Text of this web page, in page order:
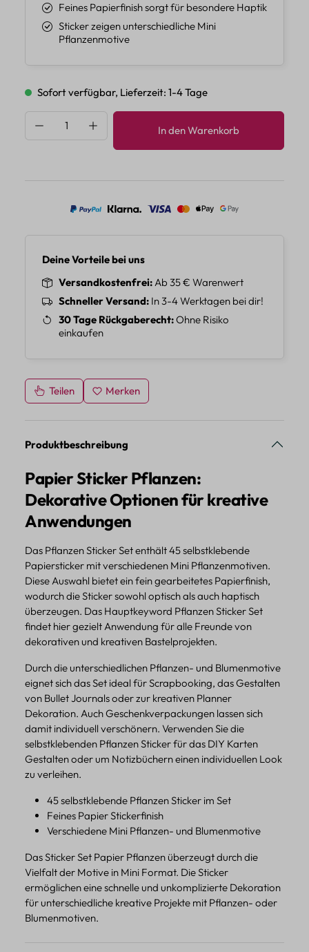
Feines Papierfinish sorgt für besondere Haptik
Sticker zeigen unterschiedliche Mini
Pflanzenmotive
Sofort verfügbar, Lieferzeit: 1-4 Tage
Produkt Anzahl: Gib den gewünschten
In den Warenkorb
Deine Vorteile bei uns
Versandkostenfrei Ab 35 € Warenwert
Schneller Versand In 3-4 Werktagen bei dir!
30 Tage Rückgaberecht Ohne Risiko
einkaufen
Teilen Merken
Produktbeschreibung
Papier Sticker Pflanzen:
Dekorative Optionen für kreative
Anwendungen
Das Pflanzen Sticker Set enthält 45 selbstklebende
Papiersticker mit verschiedenen Mini Pflanzenmotiven.
Diese Auswahl bietet ein fein gearbeitetes Papierfinish,
wodurch die Sticker sowohl optisch als auch haptisch
überzeugen. Das Hauptkeyword Pflanzen Sticker Set
findet hier gezielt Anwendung für alle Freunde von
dekorativen und kreativen Bastelprojekten.
Durch die unterschiedlichen Pflanzen- und Blumenmotive
eignet sich das Set ideal für Scrapbooking, das Gestalten
von Bullet Journals oder zur kreativen Planner
Dekoration. Auch Geschenkverpackungen lassen sich
damit individuell verschönern. Verwenden Sie die
selbstklebenden Pflanzen Sticker für das DIY Karten
Gestalten oder um Notizbüchern einen individuellen Look
zu verleihen.
45 selbstklebende Pflanzen Sticker im Set
Feines Papier Stickerfinish
Verschiedene Mini Pflanzen- und Blumenmotive
Das Sticker Set Papier Pflanzen überzeugt durch die
Vielfalt der Motive in Mini Format. Die Sticker
ermöglichen eine schnelle und unkomplizierte Dekoration
für unterschiedliche kreative Projekte mit Pflanzen- oder
Blumenmotiven.